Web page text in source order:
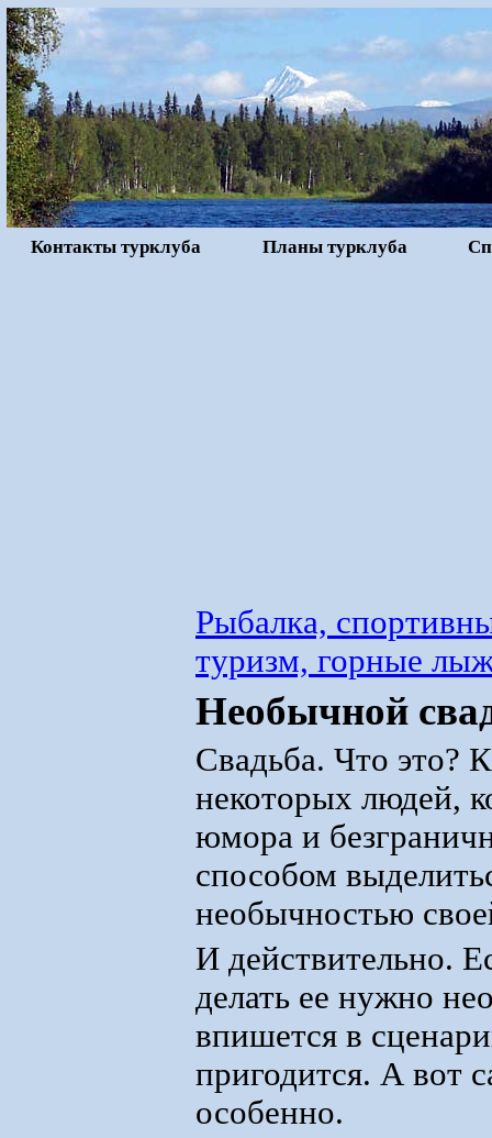
Контакты турклуба Планы турклуба
Рыбалка,
туризм, горные
Необычной
Свадьба. Что это?
некоторых людей,
юмора и
способом
необычностью
И действительно.
делать ее нужно
впишется в
пригодится. А вот
особенно.